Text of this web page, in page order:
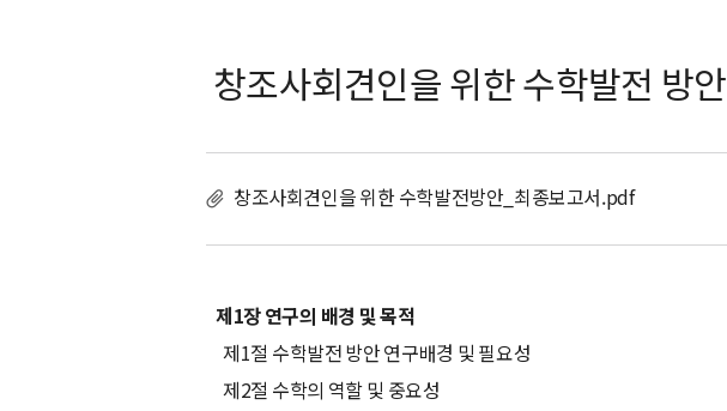
회
을
위
한
전
창조사회견인을 위한 수학발전 방안
창조사회견인을 위한 수학발전방안_최종보고서.pdf
제1장 연구의 배경 및 목적
제1절 수학발전 방안 연구배경 및 필요성
제2절 수학의 역할 및 중요성